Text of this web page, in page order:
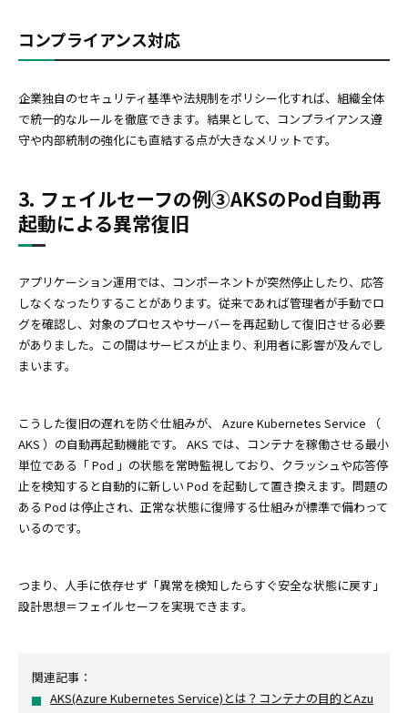
コンプライアンス対応
企業独自のセキュリティ基準や法規制をポリシー化すれば、組織全体
で統一的なルールを徹底できます。結果として、コンプライアンス遵
守や内部統制の強化にも直結する点が大きなメリットです。
3. フェイルセーフの例③AKSのPod自動再
起動による異常復旧
アプリケーション運用では、コンポーネントが突然停止したり、応答
しなくなったりすることがあります。従来であれば管理者が手動でロ
グを確認し、対象のプロセスやサーバーを再起動して復旧させる必要
がありました。この間はサービスが止まり、利用者に影響が及んでし
まいます。
こうした復旧の遅れを防ぐ仕組みが、 Azure Kubernetes Service （
AKS ）の自動再起動機能です。 AKS では、コンテナを稼働させる最小
単位である「 Pod 」の状態を常時監視しており、クラッシュや応答停
止を検知すると自動的に新しい Pod を起動して置き換えます。問題の
ある Pod は停止され、正常な状態に復帰する仕組みが標準で備わって
いるのです。
つまり、人手に依存せず「異常を検知したらすぐ安全な状態に戻す」
設計思想＝フェイルセーフを実現できます。
関連記事：
AKS(Azure Kubernetes Service)とは？コンテナの目的とAzu